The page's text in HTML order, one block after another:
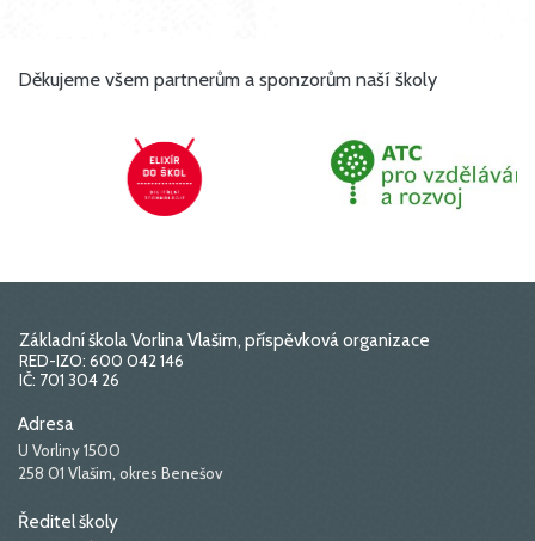
Děkujeme všem partnerům a sponzorům naší školy
Základní škola Vorlina Vlašim, příspěvková organizace
RED-IZO: 600 042 146
IČ: 701 304 26
Adresa
U Vorliny 1500
258 01 Vlašim, okres Benešov
Ředitel školy